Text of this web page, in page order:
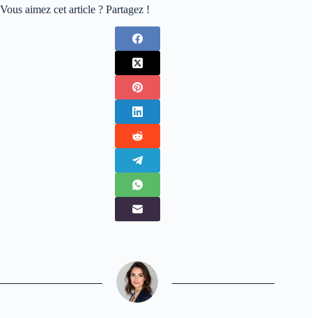
Vous aimez cet article ? Partagez !